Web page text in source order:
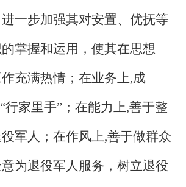
一步加强其对安置、优抚等
掌握和运用，使其在思想
充满热情；在业务上,成
“行家里手” ；在能力上,善于整
军人；在作风上,善于做群众
为退役军人服务，树立退役